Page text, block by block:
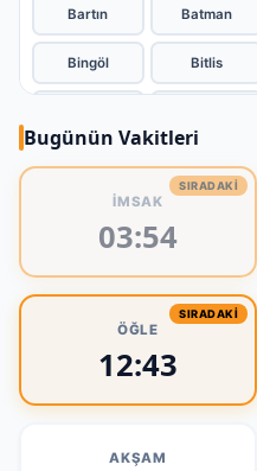
Bartın Batman
Bingöl Bitlis
Eskişehir
Karabük
Kastamonu
Konya Kütahya
Kırşehir
Bugünün Vakitleri
SIRADAKI
İMSAK
03:54
SIRADAKI
ÖĞLE
12:43
AKŞAM